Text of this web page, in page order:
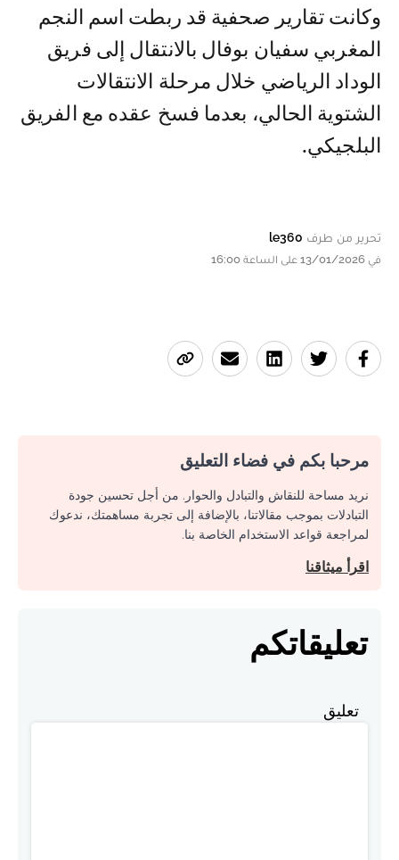
وكانت تقارير صحفية قد ربطت اسم النجم
المغربي سفيان بوفال بالانتقال إلى فريق
الوداد الرياضي خلال مرحلة الانتقالات
الشتوية الحالي، بعدما فسخ عقده مع الفريق
البلجيكي.
تحرير من طرف le360
في 13/01/2026 على الساعة 16:00
مرحبا بكم في فضاء التعليق
نريد مساحة للنقاش والتبادل والحوار. من أجل تحسين جودة
التبادلات بموجب مقالاتنا، بالإضافة إلى تجربة مساهمتك، ندعوك
لمراجعة قواعد الاستخدام الخاصة بنا.
اقرأ ميثاقنا
تعليقاتكم
تعليق